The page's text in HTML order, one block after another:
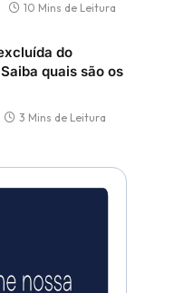
10 Mins de Leitura
do
quais são os
3 Mins de Leitura